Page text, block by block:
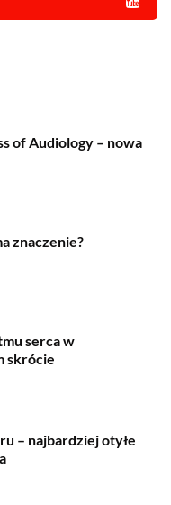
of Audiology – nowa
znaczenie?
serca w
skrócie
– najbardziej otyłe